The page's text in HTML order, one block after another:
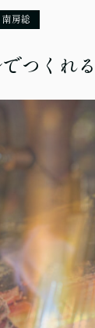
南房総
つくれ